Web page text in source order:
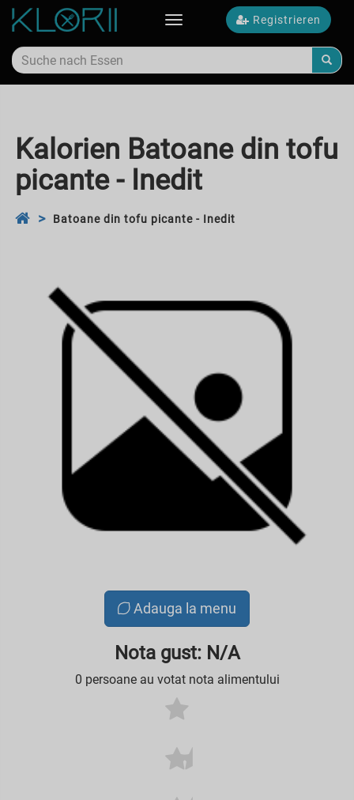
Registrieren
Toggle
Kalorien Batoane din tofu
picante - Inedit
Batoane din tofu picante - Inedit
Adauga la menu
Nota gust: N/A
0 persoane au votat nota alimentului